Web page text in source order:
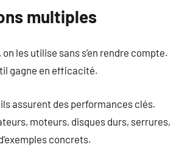
multiples
les utilise sans s’en rendre compte.
gagne en efficacité.
assurent des performances clés.
moteurs, disques durs, serrures,
concrets.